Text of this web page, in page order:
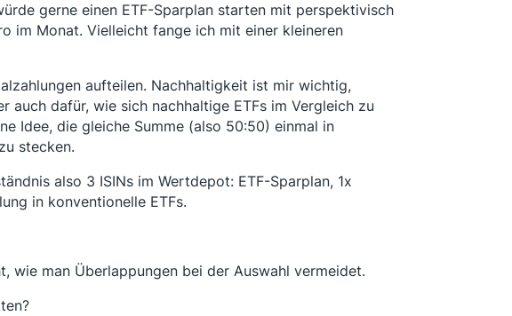
gerne einen ETF-Sparplan starten mit perspektivisch
im Monat. Vielleicht fange ich mit einer kleineren
aufteilen. Nachhaltigkeit ist mir wichtig,
auch dafür, wie sich nachhaltige ETFs im Vergleich zu
Idee, die gleiche Summe (also 50:50) einmal in
stecken.
also 3 ISINs im Wertdepot: ETF-Sparplan, 1x
in konventionelle ETFs.
wie man Überlappungen bei der Auswahl vermeidet.